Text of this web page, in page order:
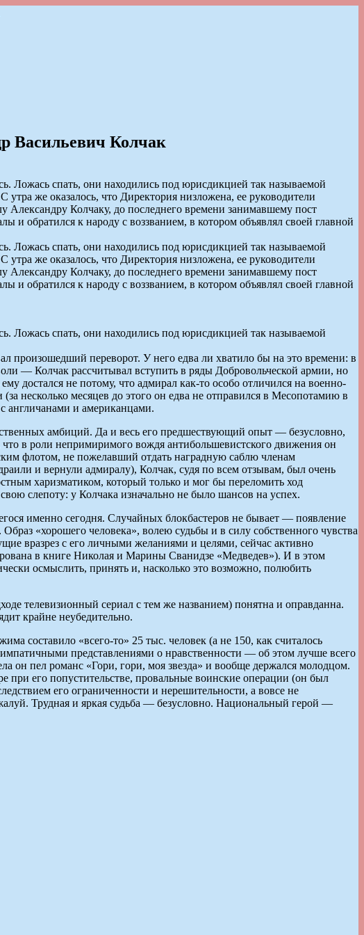
Васильевич Колчак
Ложась спать, они находились под юрисдикцией так называемой
же оказалось, что Директория низложена, ее руководители
Александру Колчаку, до последнего времени занимавшему пост
обратился к народу с воззванием, в котором объявлял своей главной
Ложась спать, они находились под юрисдикцией так называемой
же оказалось, что Директория низложена, ее руководители
Александру Колчаку, до последнего времени занимавшему пост
обратился к народу с воззванием, в котором объявлял своей главной
Ложась спать, они находились под юрисдикцией так называемой
произошедший переворот. У него едва ли хватило бы на это времени: в
— Колчак рассчитывал вступить в ряды Добровольческой армии, но
достался не потому, что адмирал как-то особо отличился на военно-
несколько месяцев до этого он едва не отправился в Месопотамию в
с англичанами и американцами.
амбиций. Да и весь его предшествующий опыт — безусловно,
в роли непримиримого вождя антибольшевистского движения он
флотом, не пожелавший отдать наградную саблю членам
и вернули адмиралу), Колчак, судя по всем отзывам, был очень
харизматиком, который только и мог бы переломить ход
слепоту: у Колчака изначально не было шансов на успех.
именно сегодня. Случайных блокбастеров не бывает — появление
«хорошего человека», волею судьбы и в силу собственного чувства
вразрез с его личными желаниями и целями, сейчас активно
в книге Николая и Марины Сванидзе «Медведев»). И в этом
осмыслить, принять и, насколько это возможно, полюбить
телевизионный сериал с тем же названием) понятна и оправданна.
крайне неубедительно.
составило «всего-то» 25 тыс. человек (а не 150, как считалось
представлениями о нравственности — об этом лучше всего
он пел романс «Гори, гори, моя звезда» и вообще держался молодцом.
его попустительстве, провальные воинские операции (он был
его ограниченности и нерешительности, а вовсе не
Трудная и яркая судьба — безусловно. Национальный герой —